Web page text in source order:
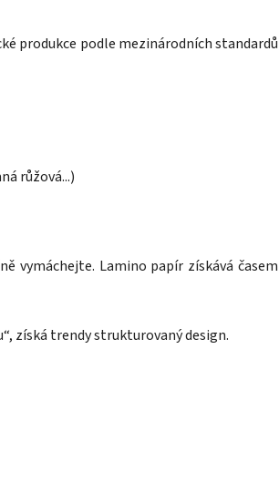
produkce podle mezinárodních standardů
růžová...)
vymáchejte. Lamino papír získává časem
získá trendy strukturovaný design.